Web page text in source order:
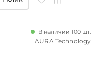
В наличии 100 шт.
AURA Technology